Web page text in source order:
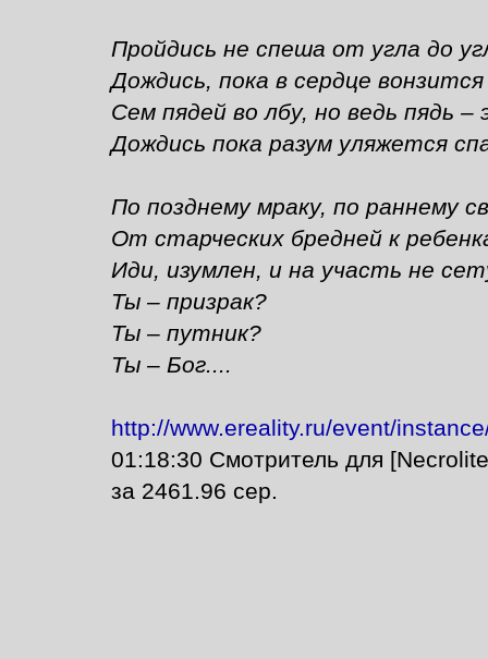
Пройдись не спеша от угла до
Дождись, пока в сердце вонзится
Сем пядей во лбу, но ведь пядь
Дождись пока разум уляжется
По позднему мраку, по раннему
От старческих бредней к
Иди, изумлен, и на участь не
Ты – призрак?
Ты – путник?
Ты – Бог....
http://www.ereality.ru/event/
01:18:30 Смотритель для
за 2461.96 сер.